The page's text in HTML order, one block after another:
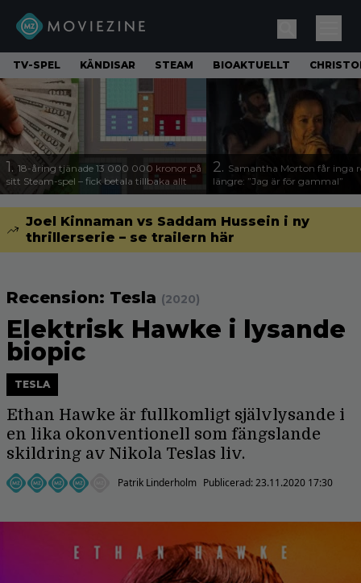
TV-SPEL KÄNDISAR STEAM BIOAKTUELLT
1. 18-åring tjänade 13 000 000 kronor på
sitt Steam-spel – fick betala tillbaka allt
2. Samantha Morton får inga
längre: ”Jag är för gammal”
Joel Kinnaman vs Saddam Hussein i ny
thrillerserie – se trailern här
Recension: Tesla (2020)
Elektrisk Hawke i lysande
biopic
TESLA
Ethan Hawke är fullkomligt självlysande i
en lika okonventionell som fängslande
skildring av Nikola Teslas liv.
Patrik Linderholm Publicerad:23.11.2020 17:30